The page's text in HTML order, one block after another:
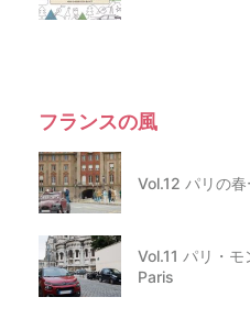
フランスの風
Vol.12 パリの
Vol.11 パリ・
Paris